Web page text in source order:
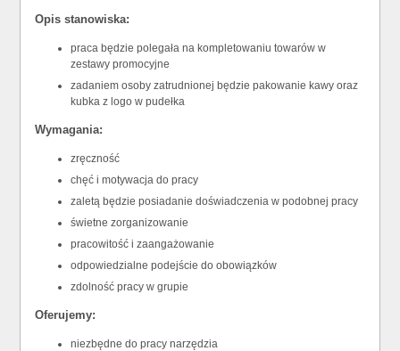
Opis stanowiska:
praca będzie polegała na kompletowaniu towarów w
zestawy promocyjne
zadaniem osoby zatrudnionej będzie pakowanie kawy oraz
kubka z logo w pudełka
Wymagania:
zręczność
chęć i motywacja do pracy
zaletą będzie posiadanie doświadczenia w podobnej pracy
świetne zorganizowanie
pracowitość i zaangażowanie
odpowiedzialne podejście do obowiązków
zdolność pracy w grupie
Oferujemy:
niezbędne do pracy narzędzia